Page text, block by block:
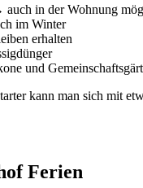
in der Wohnung
im Winter
erhalten
und
kann man sich mit
Ferien